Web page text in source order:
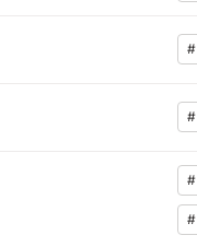
#
#
#
#